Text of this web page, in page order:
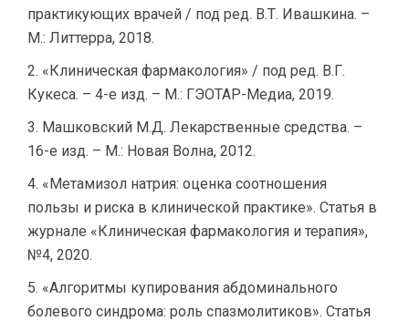
практикующих врачей / под ред. В.Т. Ивашкина. –
М.: Литтерра, 2018.
«Клиническая фармакология» / под ред. В.Г.
Кукеса. – 4-е изд. – М.: ГЭОТАР-Медиа, 2019.
Машковский М.Д. Лекарственные средства. –
16-е изд. – М.: Новая Волна, 2012.
«Метамизол натрия: оценка соотношения
пользы и риска в клинической практике». Статья в
журнале «Клиническая фармакология и терапия»,
№4, 2020.
«Алгоритмы купирования абдоминального
болевого синдрома: роль спазмолитиков». Статья